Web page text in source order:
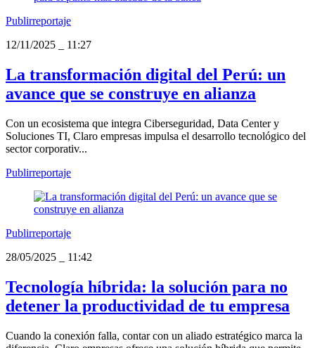
Publirreportaje
12/11/2025
11:27
La transformación digital del Perú: un
avance que se construye en alianza
Con un ecosistema que integra Ciberseguridad, Data Center y
Soluciones TI, Claro empresas impulsa el desarrollo tecnológico del
sector corporativ...
Publirreportaje
Publirreportaje
28/05/2025
11:42
Tecnología híbrida: la solución para no
detener la productividad de tu empresa
Cuando la conexión falla, contar con un aliado estratégico marca la